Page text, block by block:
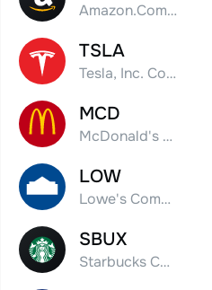
Amazon.Com Inc
TSLA
Tesla, Inc. Common Stock
MCD
McDonald's Corporation
LOW
Lowe's Companies Inc.
SBUX
Starbucks Corp